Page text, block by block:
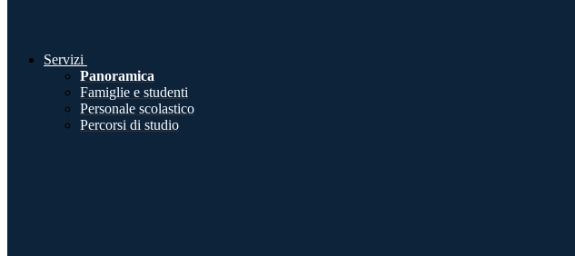
Servizi
Panoramica
Famiglie e studenti
Personale scolastico
Percorsi di studio